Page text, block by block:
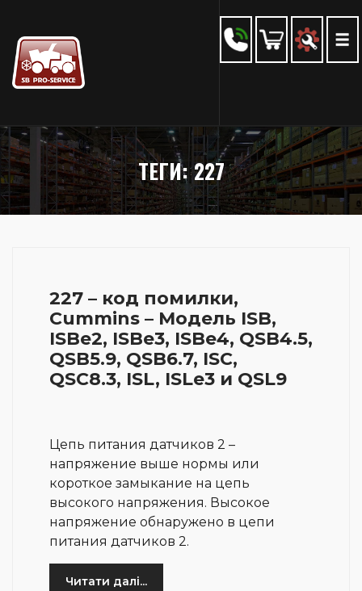
ТЕГИ: 227
227 – код помилки,
Cummins – Модель ISB,
ISBe2, ISBe3, ISBe4, QSB4.5,
QSB5.9, QSB6.7, ISC,
QSC8.3, ISL, ISLe3 и QSL9
Цепь питания датчиков 2 –
напряжение выше нормы или
короткое замыкание на цепь
высокого напряжения. Высокое
напряжение обнаружено в цепи
питания датчиков 2.
Читати далі...